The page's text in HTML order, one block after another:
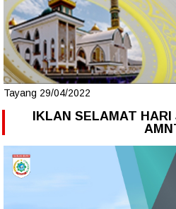
Tayang 29/04/2022
IKLAN SELAMAT